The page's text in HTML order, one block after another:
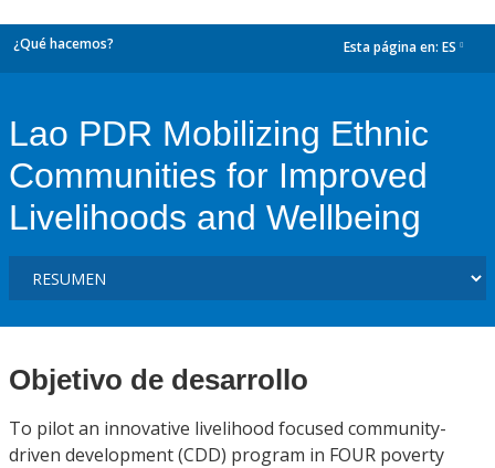
¿Qué hacemos? Esta página en: ES
Lao PDR Mobilizing Ethnic
Communities for Improved
Livelihoods and Wellbeing
Objetivo de desarrollo
To pilot an innovative livelihood focused community-
driven development (CDD) program in FOUR poverty